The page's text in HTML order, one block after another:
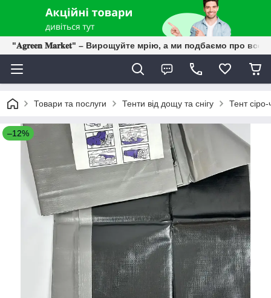
"𝐀𝐠𝐫𝐞𝐞𝐧 𝐌𝐚𝐫𝐤𝐞𝐭" – Вирощуйте мрію, а ми подбаємо про все
Товари та послуги Тенти від дощу та снігу Тент
–12%